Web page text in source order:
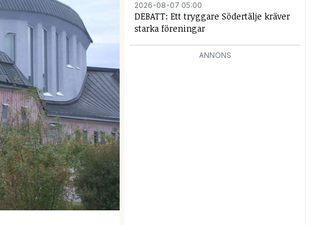
2026-08-07 05:00
DEBATT: Ett tryggare Södertälje kräver
starka föreningar
ANNONS